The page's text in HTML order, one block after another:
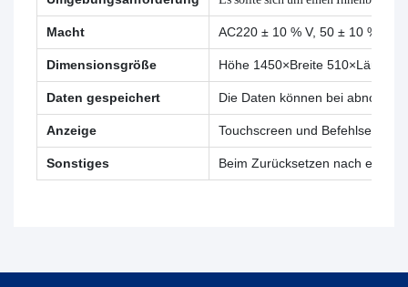
Macht AC220 ± 10 % V, 50 ± 10 % Hz,
Dimensionsgröße Höhe 1450×Breite 510×Länge
Daten gespeichert Die Daten können bei
Anzeige Touchscreen und
Sonstiges Beim Zurücksetzen nach einem